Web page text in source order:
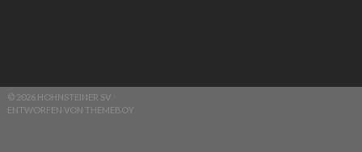
© 2026 HOHNSTEINER SV
ENTWORFEN VON THEMEBOY